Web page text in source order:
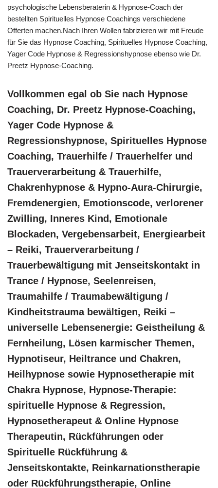
psychologische Lebensberaterin & Hypnose-Coach der
bestellten Spirituelles Hypnose Coachings verschiedene
Offerten machen.Nach Ihren Wollen fabrizieren wir mit Freude
für Sie das Hypnose Coaching, Spirituelles Hypnose Coaching,
Yager Code Hypnose & Regressionshypnose ebenso wie Dr.
Preetz Hypnose-Coaching.
Vollkommen egal ob Sie nach Hypnose
Coaching, Dr. Preetz Hypnose-Coaching,
Yager Code Hypnose &
Regressionshypnose, Spirituelles Hypnose
Coaching, Trauerhilfe / Trauerhelfer und
Trauerverarbeitung & Trauerhilfe,
Chakrenhypnose & Hypno-Aura-Chirurgie,
Fremdenergien, Emotionscode, verlorener
Zwilling, Inneres Kind, Emotionale
Blockaden, Vergebensarbeit, Energiearbeit
– Reiki, Trauerverarbeitung /
Trauerbewältigung mit Jenseitskontakt in
Trance / Hypnose, Seelenreisen,
Traumahilfe / Traumabewältigung /
Kindheitstrauma bewältigen, Reiki –
universelle Lebensenergie: Geistheilung &
Fernheilung, Lösen karmischer Themen,
Hypnotiseur, Heiltrance und Chakren,
Heilhypnose sowie Hypnosetherapie mit
Chakra Hypnose, Hypnose-Therapie:
spirituelle Hypnose & Regression,
Hypnosetherapeut & Online Hypnose
Therapeutin, Rückführungen oder
Spirituelle Rückführung &
Jenseitskontakte, Reinkarnationstherapie
oder Rückführungstherapie, Online